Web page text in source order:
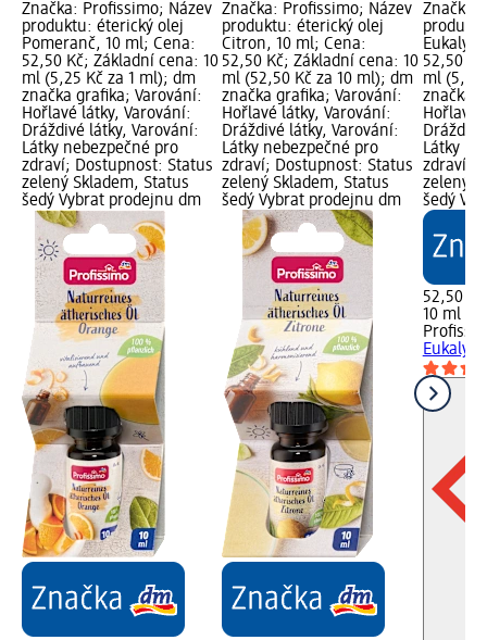
Značka: Profissimo; Název
produktu: éterický olej
Pomeranč, 10 ml; Cena:
52,50 Kč; Základní cena: 10
ml (5,25 Kč za 1 ml); dm
značka grafika; Varování:
Hořlavé látky, Varování:
Dráždivé látky, Varování:
Látky nebezpečné pro
zdraví; Dostupnost: Status
zelený Skladem, Status
šedý Vybrat prodejnu dm
Značka: Profissimo; Název
produktu: éterický olej
Citron, 10 ml; Cena:
52,50 Kč; Základní cena: 10
ml (52,50 Kč za 10 ml); dm
značka grafika; Varování:
Hořlavé látky, Varování:
Dráždivé látky, Varování:
Látky nebezpečné pro
zdraví; Dostupnost: Status
zelený Skladem, Status
šedý Vybrat prodejnu dm
Značka:
52,50
ml (5,25
značka
Hořlavé
Látky
zdraví;
zelený
šedý
52,50 Kč
10 ml